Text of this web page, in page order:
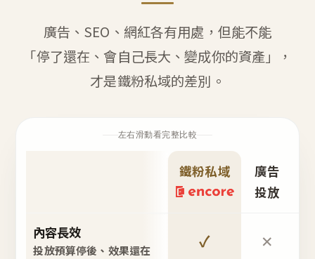
廣告、SEO、網紅各有用處，但能不能
「停了還在、會自己長大、變成你的資產」，
才是鐵粉私域的差別。
左右滑動看完整比較
鐵粉私域
廣告
投放
內容長效
投放預算停後、效果還在 ✓ ✕